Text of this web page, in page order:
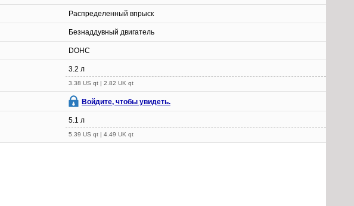
Распределенный впрыск
Безнаддувный двигатель
DOHC
3.2 л
3.38 US qt | 2.82 UK qt
Войдите, чтобы увидеть.
5.1 л
5.39 US qt | 4.49 UK qt